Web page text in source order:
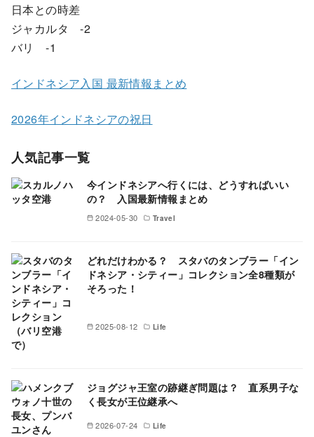
日本との時差
ジャカルタ -2
バリ -1
インドネシア入国 最新情報まとめ
2026年インドネシアの祝日
人気記事一覧
今インドネシアへ行くには、どうすればいい
の？ 入国最新情報まとめ
2024-05-30 Travel
どれだけわかる？ スタバのタンブラー「イン
ドネシア・シティー」コレクション全8種類が
そろった！
2025-08-12 Life
ジョグジャ王室の跡継ぎ問題は？ 直系男子な
く長女が王位継承へ
2026-07-24 Life